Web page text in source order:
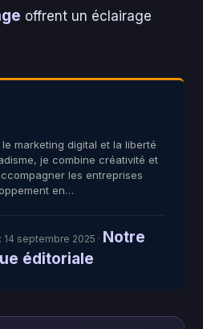
offrent un éclairage
marketing digital et la liberté
je combine créativité et
les entreprises
en…
14 septembre 2025 · Notre
éditoriale